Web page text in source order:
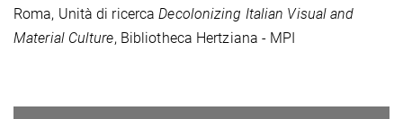
Roma, Unità di ricercaDecolonizing Italian Visual and
Material Culture, Bibliotheca Hertziana - MPI